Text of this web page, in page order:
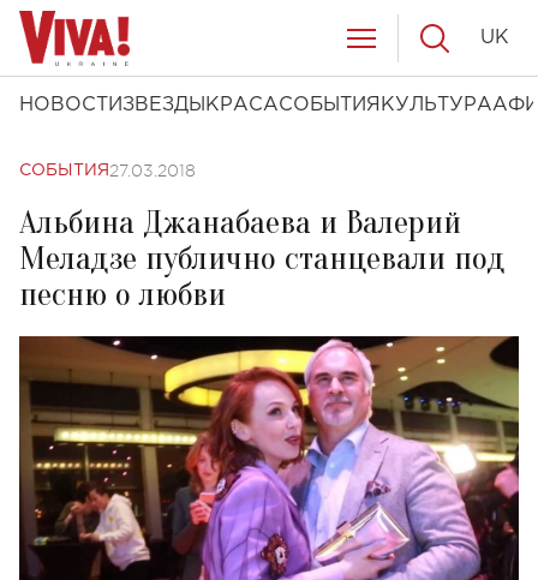
НОВОСТИ ЗВЕЗДЫ КРАСАСОБЫТИЯ КУЛЬТУРА
UK
СОБЫТИЯ 27.03.2018
Альбина Джанабаева и Валерий
Меладзе публично станцевали под
песню о любви